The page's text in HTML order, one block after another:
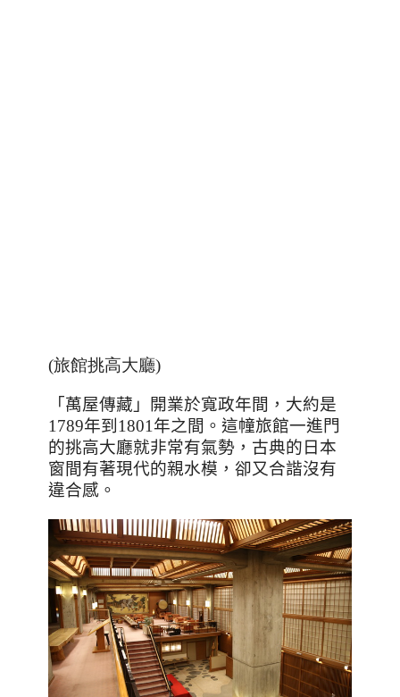
(旅館挑高大廳)
「萬屋傳藏」開業於寬政年間，大約是
1789年到 1801年之間。這幢旅館一進門
的挑高大廳就非常有氣勢，古典的日本
窗間有著現代的親水模，卻又合諧沒有
違合感。